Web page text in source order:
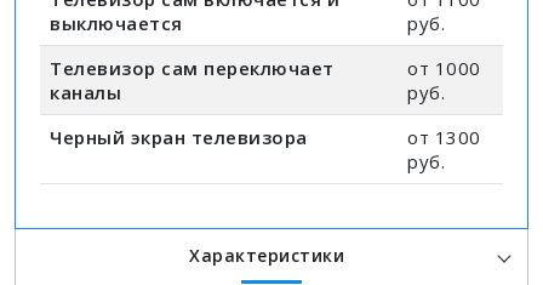
выключается
руб.
Телевизор сам переключает
каналы
от 1000
руб.
Черный экран телевизора
от 1300
руб.
Характеристики